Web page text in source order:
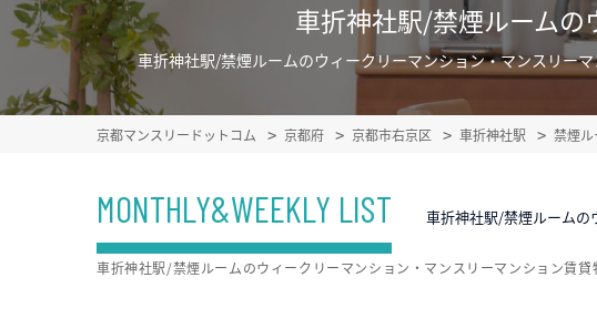
車折神社駅/禁煙ルーム
車折神社駅/禁煙ルームのウィークリーマンション・マンスリー
京都マンスリードットコム 京都府 京都市右京区 車折神社駅 禁煙
MONTHLY&WEEKLY LIST 車折神社駅/禁煙ルームの
車折神社駅/禁煙ルームのウィークリーマンション・マンスリーマンション賃